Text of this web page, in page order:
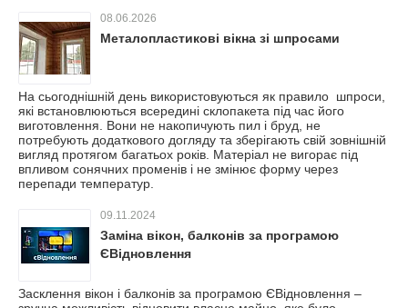
08.06.2026
Металопластикові вікна зі шпросами
На сьогоднішній день використовуються як правило шпроси,
які встановлюються всередині склопакета під час його
виготовлення. Вони не накопичують пил і бруд, не
потребують додаткового догляду та зберігають свій зовнішній
вигляд протягом багатьох років. Матеріал не вигорає під
впливом сонячних променів і не змінює форму через
перепади температур.
09.11.2024
Заміна вікон, балконів за програмою
ЄВідновлення
Засклення вікон і балконів за програмою ЄВідновлення –